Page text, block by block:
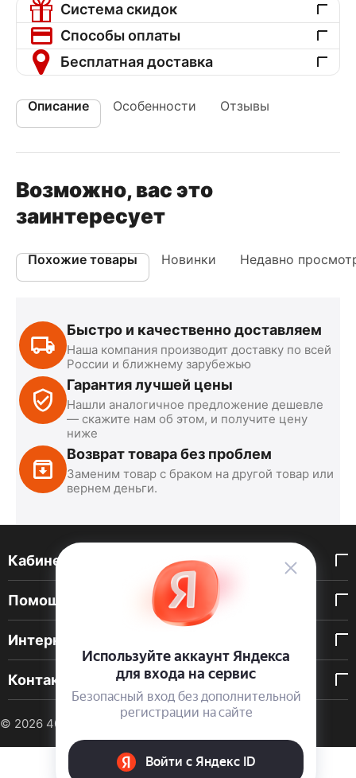
Система скидок
Способы оплаты
Бесплатная доставка
Описание Особенности Отзывы
Возможно, вас это
заинтересует
Похожие товары Новинки Недавно
Быстро и качественно доставляем
Наша компания производит доставку по всей
России и ближнему зарубежью
Гарантия лучшей цены
Нашли аналогичное предложение дешевле
— скажите нам об этом, и получите цену
ниже
Возврат товара без проблем
Заменим товар с браком на другой товар или
вернем деньги.
Кабинет покупателя
Помощь покупателю
Интернет-магазин
Контакты
© 2026 40 DEN. Интернет-магазин